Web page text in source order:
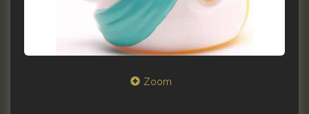
Zoom